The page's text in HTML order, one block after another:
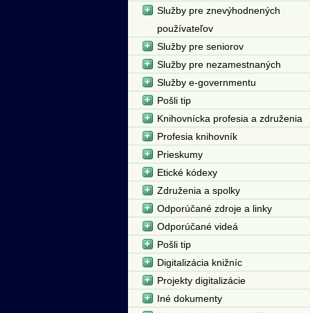
Služby pre znevýhodnených
používateľov
Služby pre seniorov
Služby pre nezamestnaných
Služby e-governmentu
Pošli tip
Knihovnícka profesia a združenia
Profesia knihovník
Prieskumy
Etické kódexy
Združenia a spolky
Odporúčané zdroje a linky
Odporúčané videá
Pošli tip
Digitalizácia knižníc
Projekty digitalizácie
Iné dokumenty